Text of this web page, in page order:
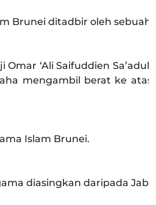
Brunei ditadbir oleh
Omar ‘Ali Saifuddien
mengambil berat ke
Islam Brunei.
diasingkan daripada